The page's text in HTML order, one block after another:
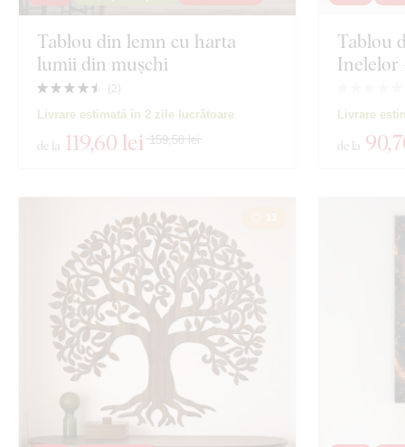
Exclusivitate
Adâncime
Marină
Tablou din lemn cu harta
lumii din mușchi
(2)
Livrare estimată în 2 zile lucrătoare
de la 119,60 lei 159,50 lei
Tablou
Inelelor
Livrare
de la 90